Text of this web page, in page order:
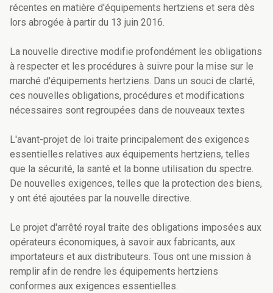
récentes en matière d'équipements hertziens et sera dès
lors abrogée à partir du 13 juin 2016.
La nouvelle directive modifie profondément les obligations
à respecter et les procédures à suivre pour la mise sur le
marché d'équipements hertziens. Dans un souci de clarté,
ces nouvelles obligations, procédures et modifications
nécessaires sont regroupées dans de nouveaux textes
L'avant-projet de loi traite principalement des exigences
essentielles relatives aux équipements hertziens, telles
que la sécurité, la santé et la bonne utilisation du spectre.
De nouvelles exigences, telles que la protection des biens,
y ont été ajoutées par la nouvelle directive.
Le projet d'arrêté royal traite des obligations imposées aux
opérateurs économiques, à savoir aux fabricants, aux
importateurs et aux distributeurs. Tous ont une mission à
remplir afin de rendre les équipements hertziens
conformes aux exigences essentielles.